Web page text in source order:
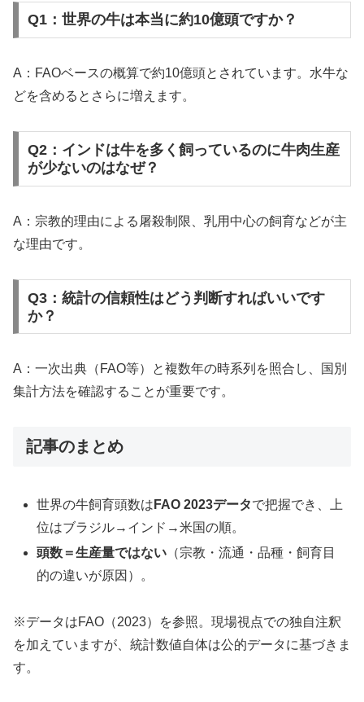
Q1：世界の牛は本当に約10億頭ですか？
A：FAOベースの概算で約10億頭とされています。水牛な
どを含めるとさらに増えます。
Q2：インドは牛を多く飼っているのに牛肉生産
が少ないのはなぜ？
A：宗教的理由による屠殺制限、乳用中心の飼育などが主
な理由です。
Q3：統計の信頼性はどう判断すればいいです
か？
A：一次出典（FAO等）と複数年の時系列を照合し、国別
集計方法を確認することが重要です。
記事のまとめ
世界の牛飼育頭数は FAO 2023データで把握でき、上
位はブラジル→インド→米国の順。
頭数＝生産量ではない （宗教・流通・品種・飼育目
的の違いが原因）。
※データはFAO（2023）を参照。現場視点での独自注釈
を加えていますが、統計数値自体は公的データに基づきま
す。